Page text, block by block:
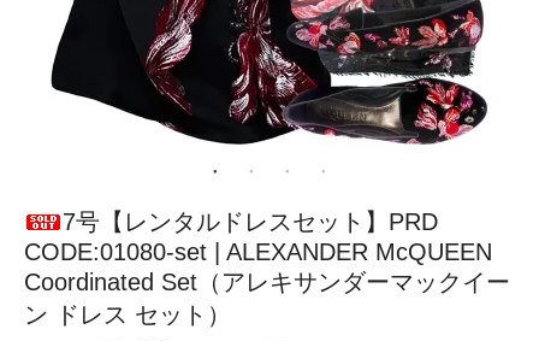
7号【レンタルドレスセット】PRD
CODE:01080-set | ALEXANDER McQUEEN
Coordinated Set（アレキサンダーマックイー
ン ドレス セット）